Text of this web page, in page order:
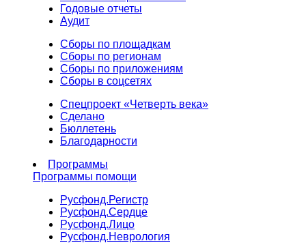
Годовые отчеты
Аудит
Сборы по площадкам
Сборы по регионам
Сборы по приложениям
Сборы в соцсетях
Спецпроект «Четверть века»
Сделано
Бюллетень
Благодарности
Программы
Программы помощи
Русфонд.Регистр
Русфонд.Сердце
Русфонд.Лицо
Русфонд.Неврология